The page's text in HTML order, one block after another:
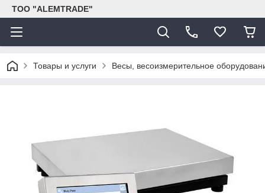
ТОО "ALEMTRADE"
Товары и услуги Весы, весоизмерительное